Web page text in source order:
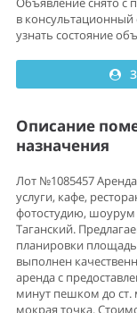
в
узнать состояние
Описание
назначения
Лот №1085457
услуги, кафе,
фотостудию, шоурум
Таганский.
планировки
выполнен
аренда с
минут пешком до ст.
мокрая точка.